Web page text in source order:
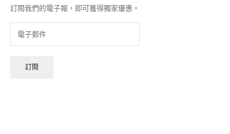
訂閱我們的電子報，即可獲得獨家優惠。
訂閱